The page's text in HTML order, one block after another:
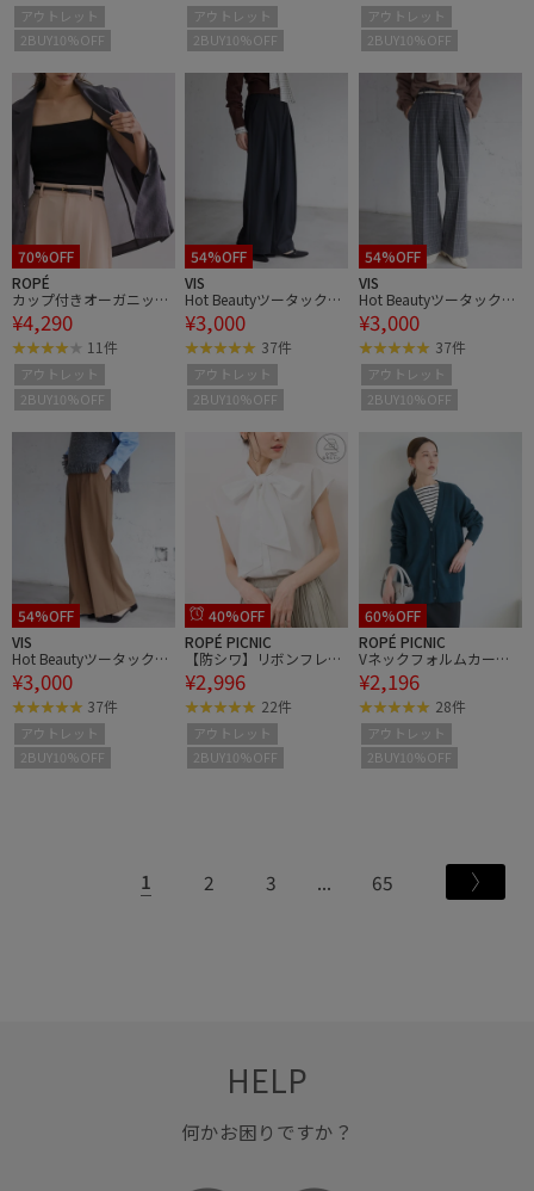
アウトレット
2BUY10%OFF
アウトレット
2BUY10%OFF
アウトレット
2BUY10%OFF
70%OFF
ROPÉ
カップ付きオーガニック
コットンキャミソール/
洗える
¥4,290
11件
アウトレット
2BUY10%OFF
54%OFF
VIS
Hot Beautyツータックワ
イドパンツ/イージーケ
ア
¥3,000
37件
アウトレット
2BUY10%OFF
54%OFF
VIS
Hot Beautyツータックワ
イドパンツ/イージーケ
ア
¥3,000
37件
アウトレット
2BUY10%OFF
54%OFF
VIS
Hot Beautyツータックワ
イドパンツ/イージーケ
ア
¥3,000
37件
アウトレット
2BUY10%OFF
40%OFF
ROPÉ PICNIC
【防シワ】リボンフレン
チスリーブシャツ
¥2,996
22件
アウトレット
2BUY10%OFF
60%OFF
ROPÉ PICNIC
Vネックフォルムカーデ
ィガン
¥2,196
28件
アウトレット
2BUY10%OFF
1 2 3 65
HELP
何かお困りですか？